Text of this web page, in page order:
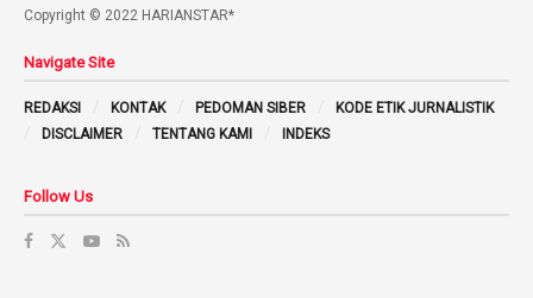
Copyright © 2022 HARIANSTAR*
Navigate Site
REDAKSI KONTAK PEDOMAN SIBER
KODE ETIK JURNALISTIK
DISCLAIMER
TENTANG KAMI INDEKS
Follow Us